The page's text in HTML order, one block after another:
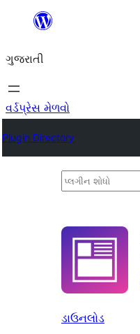
કંટેન્ટ(લખાણ)
જાઓ
ગુજરાતી
વર્ડપ્રેસ મેળવો
Plugin Directory
પ્લગીન
ડાઉનલોડ